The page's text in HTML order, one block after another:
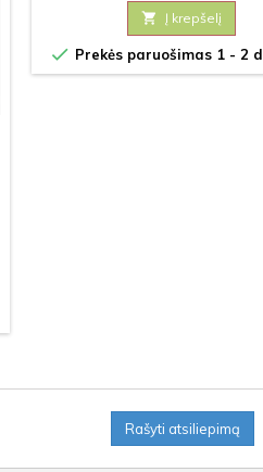
 Į krepšelį
 Prekės paruošimas 1 - 2
Rašyti atsiliepimą